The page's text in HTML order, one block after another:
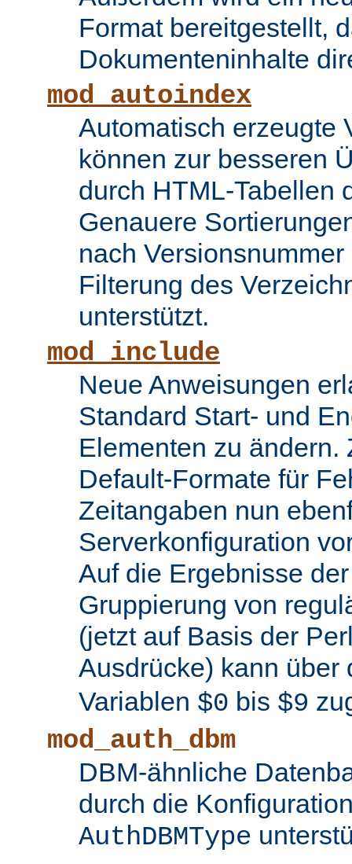
Format bereitgestellt,
Dokumenteninhalte
mod_autoindex
Automatisch erzeugte
können zur besseren
durch HTML-Tabellen
Genauere
nach
Filterung des
unterstützt.
mod_include
Neue Anweisungen
Standard Start- und
Elementen zu ändern.
Default-Formate für
Zeitangaben nun
Serverkonfiguration
Auf die Ergebnisse
Gruppierung von
(jetzt auf Basis der
Ausdrücke) kann über
Variablen $0 bis $9
mod_auth_dbm
DBM-ähnliche
durch die
AuthDBMType